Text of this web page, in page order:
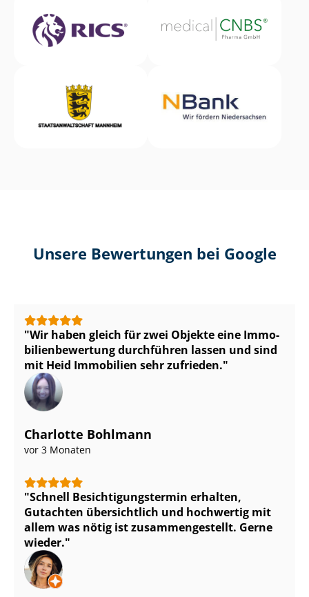
Unsere Bewertungen bei Google
Wir haben gleich für zwei Objekte eine Im­mo­
bi­li­en­be­wer­tung durchführen lassen und sind
mit Heid Immobilien sehr zufrieden.
Charlotte Bohlmann
vor 3 Monaten
Schnell Be­sich­ti­gungs­ter­min erhalten,
Gutachten übersichtlich und hochwertig mit
allem was nötig ist zu­sam­men­ge­stellt. Gerne
wieder.